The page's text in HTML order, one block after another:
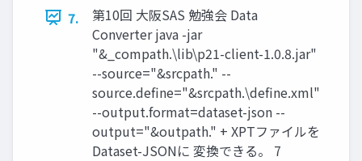
7.
第10回 大阪SAS 勉強会 Data
Converter java -jar
"&_compath.\lib\p21-client-1.0.8.jar"
--source="&srcpath." --
source.define="&srcpath.\define.xml"
--output.format=dataset-json --
output="&outpath." + XPTファイルを
Dataset-JSONに 変換できる。 7